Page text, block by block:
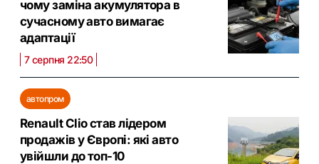
чому заміна акумулятора в
сучасному авто вимагає
адаптації
7 серпня 22:50
автопром
Renault Clio став лідером
продажів у Європі: які авто
увійшли до топ-10